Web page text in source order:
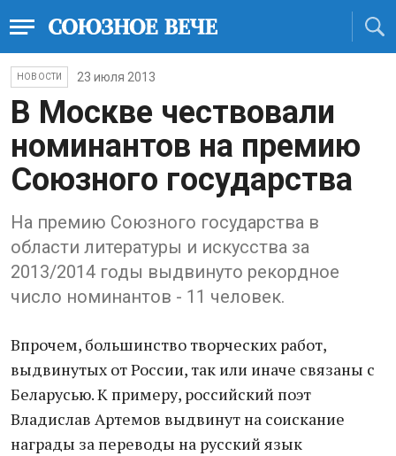
НОВОСТИ 23 июля 2013
В Москве чествовали
номинантов на премию
Союзного государства
На премию Союзного государства в
области литературы и искусства за
2013/2014 годы выдвинуто рекордное
число номинантов - 11 человек.
Впрочем, большинство творческих работ,
выдвинутых от России, так или иначе связаны с
Беларусью. К примеру, российский поэт
Владислав Артемов выдвинут на соискание
награды за переводы на русский язык